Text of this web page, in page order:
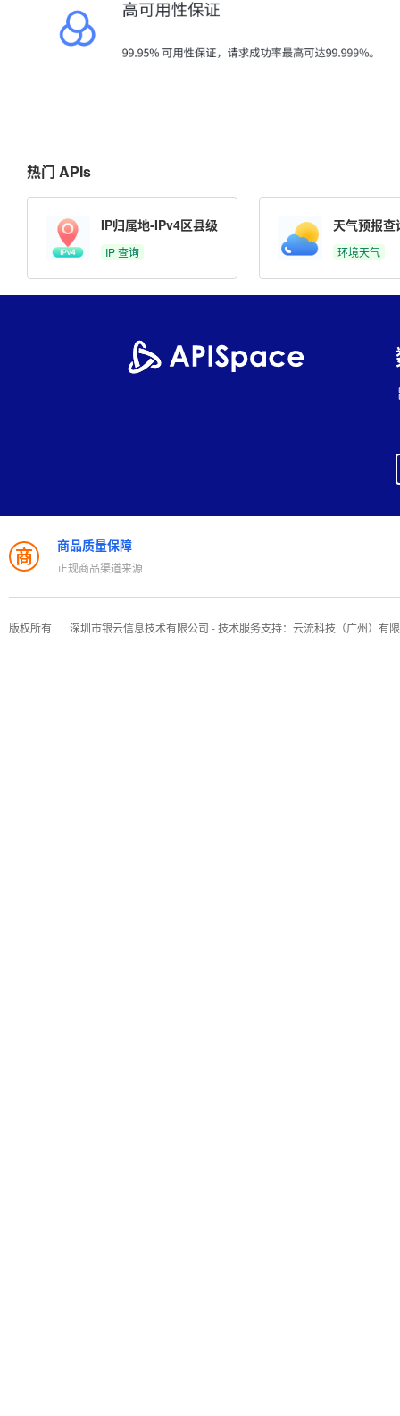
热门 APIs
IP归属地-IPv4区县级
IP 查询
天气预报查
环境天气
商 商品质量保障
正规商品渠道来源
版权所有 深圳市银云信息技术有限公司 - 技术服务支持：云流科技（广州）有